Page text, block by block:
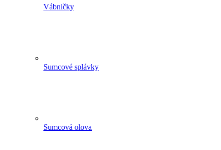
Vábničky
Sumcové splávky
Sumcová olova